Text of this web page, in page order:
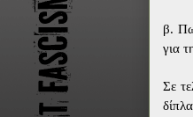
β.
για
Σε